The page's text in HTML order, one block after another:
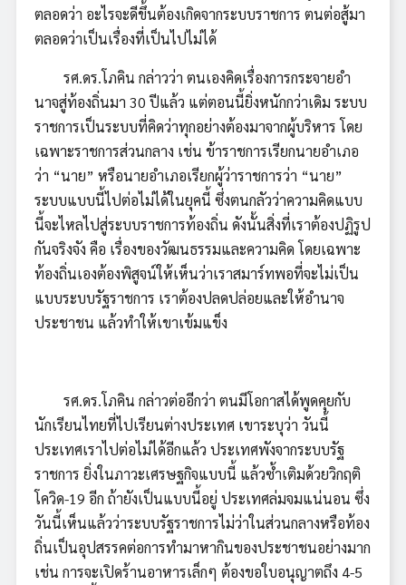
ตลอดว่า อะไรจะดีขึ้นต้องเกิดจากระบบราชการ ตนต่อสู้มา
ตลอดว่าเป็นเรื่องที่เป็นไปไม่ได้
รศ.ดร.โภคิน กล่าวว่า ตนเองคิดเรื่องการกระจายอำ
นาจสู่ท้องถิ่นมา 30 ปีแล้ว แต่ตอนนี้ยิ่งหนักกว่าเดิม ระบบ
ราชการเป็นระบบที่คิดว่าทุกอย่างต้องมาจากผู้บริหาร โดย
เฉพาะราชการส่วนกลาง เช่น ข้าราชการเรียกนายอำเภอ
ว่า “นาย” หรือนายอำเภอเรียกผู้ว่าราชการว่า “นาย”
ระบบแบบนี้ไปต่อไม่ได้ในยุคนี้ ซึ่งตนกลัวว่าความคิดแบบ
นี้จะไหลไปสู่ระบบราชการท้องถิ่น ดังนั้นสิ่งที่เราต้องปฏิรูป
กันจริงจัง คือ เรื่องของวัฒนธรรมและความคิด โดยเฉพาะ
ท้องถิ่นเองต้องพิสูจน์ให้เห็นว่าเราสมาร์ทพอที่จะไม่เป็น
แบบระบบรัฐราชการ เราต้องปลดปล่อยและให้อำนาจ
ประชาชน แล้วทำให้เขาเข้มแข็ง
รศ.ดร.โภคิน กล่าวต่ออีกว่า ตนมีโอกาสได้พูดคุยกับ
นักเรียนไทยที่ไปเรียนต่างประเทศ เขาระบุว่า วันนี้
ประเทศเราไปต่อไม่ได้อีกแล้ว ประเทศพังจากระบบรัฐ
ราชการ ยิ่งในภาวะเศรษฐกิจแบบนี้ แล้วซ้ำเติมด้วยวิกฤติ
โควิด-19 อีก ถ้ายังเป็นแบบนี้อยู่ ประเทศล่มจมแน่นอน ซึ่ง
วันนี้เห็นแล้วว่าระบบรัฐราชการไม่ว่าในส่วนกลางหรือท้อง
ถิ่นเป็นอุปสรรคต่อการทำมาหากินของประชาชนอย่างมาก
เช่น การจะเปิดร้านอาหารเล็กๆ ต้องขอใบอนุญาตถึง 4-5